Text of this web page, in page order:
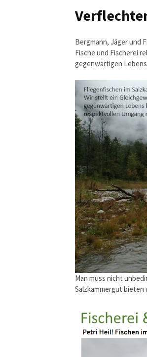
Bergmann, Jäger und
Fische und Fischerei
gegenwärtigen
Man muss nicht
Salzkammergut bieten